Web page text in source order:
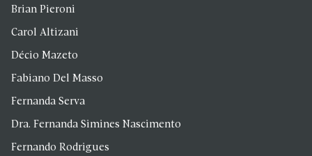
Brian Pieroni
Carol Altizani
Décio Mazeto
Fabiano Del Masso
Fernanda Serva
Dra. Fernanda Simines Nascimento
Fernando Rodrigues